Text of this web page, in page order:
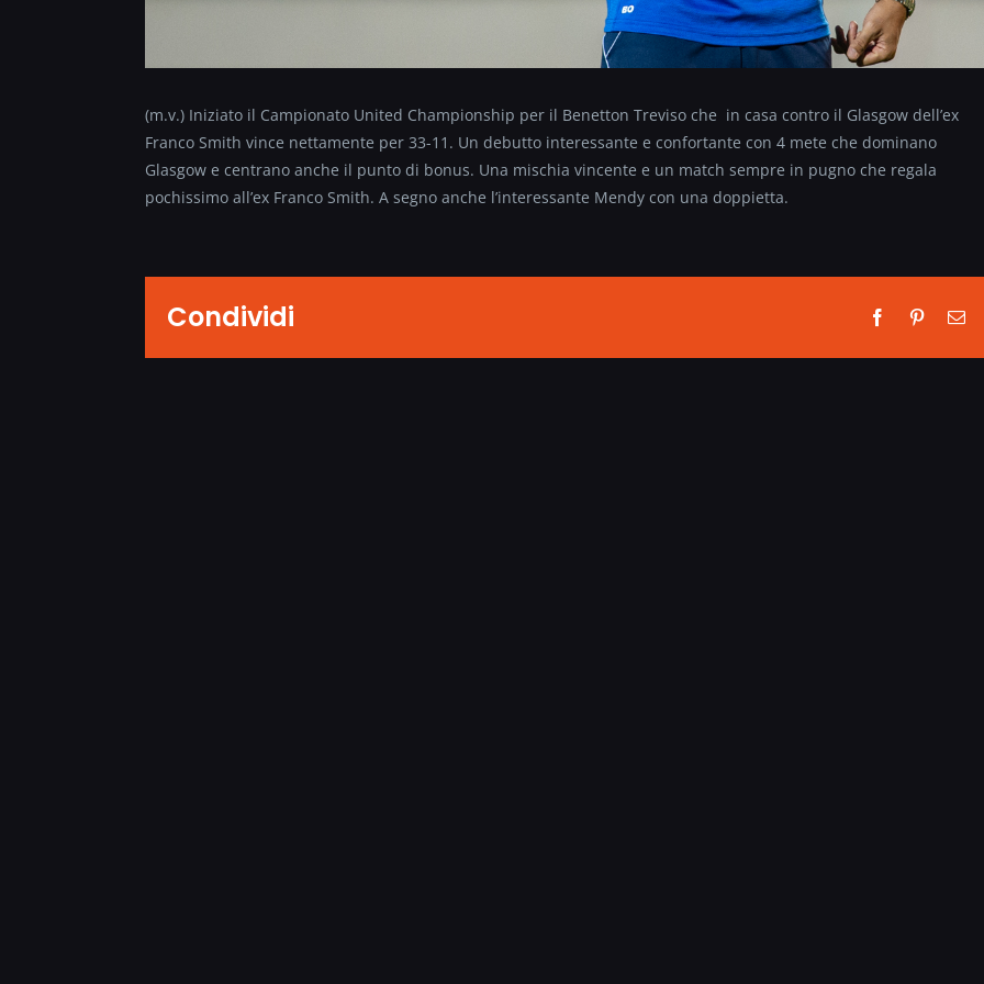
(m.v.) Iniziato il Campionato United Championship per il Benetton Treviso che in casa contro il Glasgow dell’ex
Franco Smith vince nettamente per 33-11. Un debutto interessante e confortante con 4 mete che dominano
Glasgow e centrano anche il punto di bonus. Una mischia vincente e un match sempre in pugno che regala
pochissimo all’ex Franco Smith. A segno anche l’interessante Mendy con una doppietta.
Condividi Facebook
Pinterest